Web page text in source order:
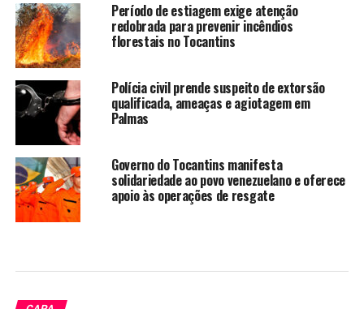
Período de estiagem exige atenção
redobrada para prevenir incêndios
florestais no Tocantins
Polícia civil prende suspeito de extorsão
qualificada, ameaças e agiotagem em
Palmas
Governo do Tocantins manifesta
solidariedade ao povo venezuelano e oferece
apoio às operações de resgate